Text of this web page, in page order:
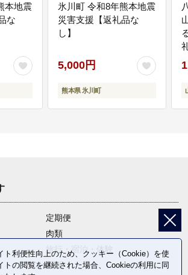
本地震
な
氷川町 令和8年熊本地震
災害支援【返礼品な
し】
5,000円
熊本県 氷川町
定期便
肉類
旅行・宿泊・体験
麺類
ト利便性向上のため、クッキー（Cookie）を使
トの閲覧を継続された場合、Cookieの利用に同